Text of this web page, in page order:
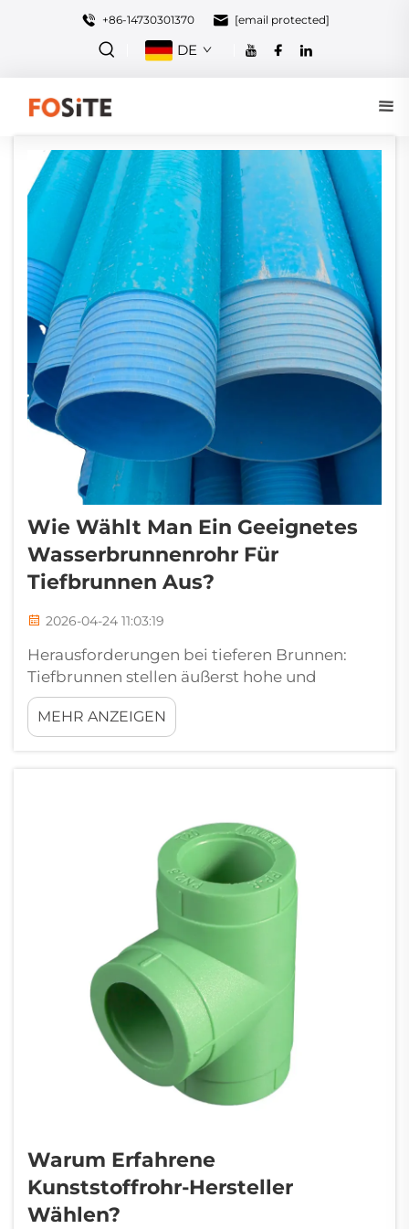
+86-14730301370 [email protected]
DE
Wie Wählt Man Ein Geeignetes
Wasserbrunnenrohr Für
Tiefbrunnen Aus?
2026-04-24 11:03:19
Herausforderungen bei tieferen Brunnen:
Tiefbrunnen stellen äußerst hohe und
einzigartige Anforderungen. Hoher Druck
und abrasives Grundwasser, langfristige
Untertauchung sowie geologische
MEHR ANZEIGEN
Warum Erfahrene
Kunststoffrohr-Hersteller
Wählen?